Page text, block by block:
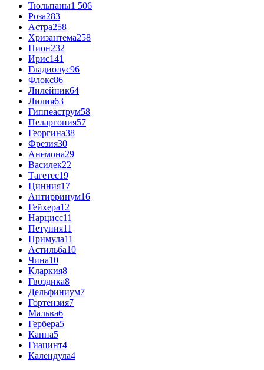
Тюльпаны1 506
Роза283
Астра258
Хризантема258
Пион232
Ирис141
Гладиолус96
Флокс86
Лилейник64
Лилия63
Гиппеаструм58
Пеларгония57
Георгина38
Фрезия30
Анемона29
Василек22
Тагетес19
Цинния17
Антирринум16
Гейхера12
Нарцисс11
Петуния11
Примула11
Астильба10
Чина10
Кларкия8
Гвоздика8
Дельфиниум7
Гортензия7
Мальва6
Гербера5
Канна5
Гиацинт4
Календула4